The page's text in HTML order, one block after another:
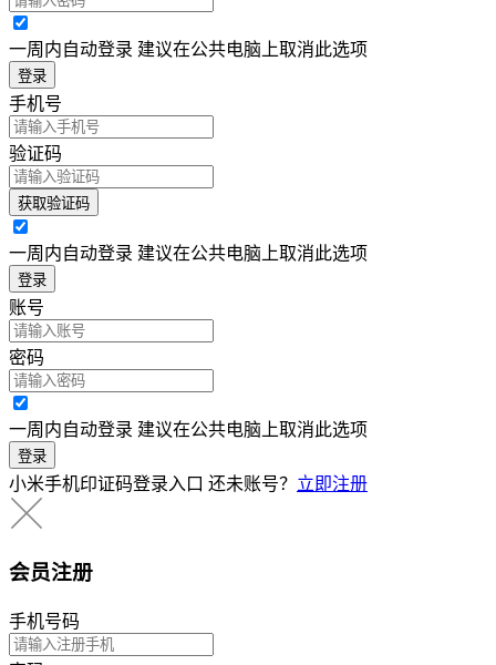
一周内自动登录 建议在公共电脑上取消此选项
登录
手机号
验证码
获取验证码
一周内自动登录 建议在公共电脑上取消此选项
登录
账号
密码
一周内自动登录 建议在公共电脑上取消此选项
登录
小米手机印证码登录入口 还未账号？ 立即注册
会员注册
手机号码